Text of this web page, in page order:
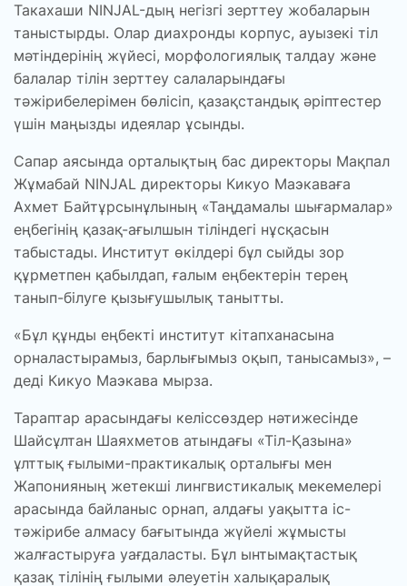
Такахаши NINJAL-дың негізгі зерттеу жобаларын
таныстырды. Олар диахронды корпус, ауызекі тіл
мәтіндерінің жүйесі, морфологиялық талдау және
балалар тілін зерттеу салаларындағы
тәжірибелерімен бөлісіп, қазақстандық әріптестер
үшін маңызды идеялар ұсынды.
Сапар аясында орталықтың бас директоры Мақпал
Жұмабай NINJAL директоры Кикуо Маэкаваға
Ахмет Байтұрсынұлының «Таңдамалы шығармалар»
еңбегінің қазақ-ағылшын тіліндегі нұсқасын
табыстады. Институт өкілдері бұл сыйды зор
құрметпен қабылдап, ғалым еңбектерін терең
танып-білуге қызығушылық танытты.
«Бұл құнды еңбекті институт кітапханасына
орналастырамыз, барлығымыз оқып, танысамыз», –
деді Кикуо Маэкава мырза.
Тараптар арасындағы келіссөздер нәтижесінде
Шайсұлтан Шаяхметов атындағы «Тіл-Қазына»
ұлттық ғылыми-практикалық орталығы мен
Жапонияның жетекші лингвистикалық мекемелері
арасында байланыс орнап, алдағы уақытта іс-
тәжірибе алмасу бағытында жүйелі жұмысты
жалғастыруға уағдаласты. Бұл ынтымақтастық
қазақ тілінің ғылыми әлеуетін халықаралық